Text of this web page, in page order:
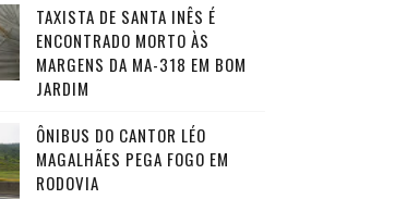
TAXISTA DE SANTA INÊS É
ENCONTRADO MORTO ÀS
MARGENS DA MA-318 EM BOM
JARDIM
ÔNIBUS DO CANTOR LÉO
MAGALHÃES PEGA FOGO EM
RODOVIA